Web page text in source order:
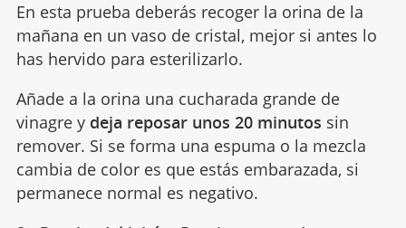
En esta prueba deberás recoger la orina de la
mañana en un vaso de cristal, mejor si antes lo
has hervido para esterilizarlo.
Añade a la orina una cucharada grande de
vinagre ydeja reposar unos 20 minutos sin
remover. Si se forma una espuma o la mezcla
cambia de color es que estás embarazada, si
permanece normal es negativo.